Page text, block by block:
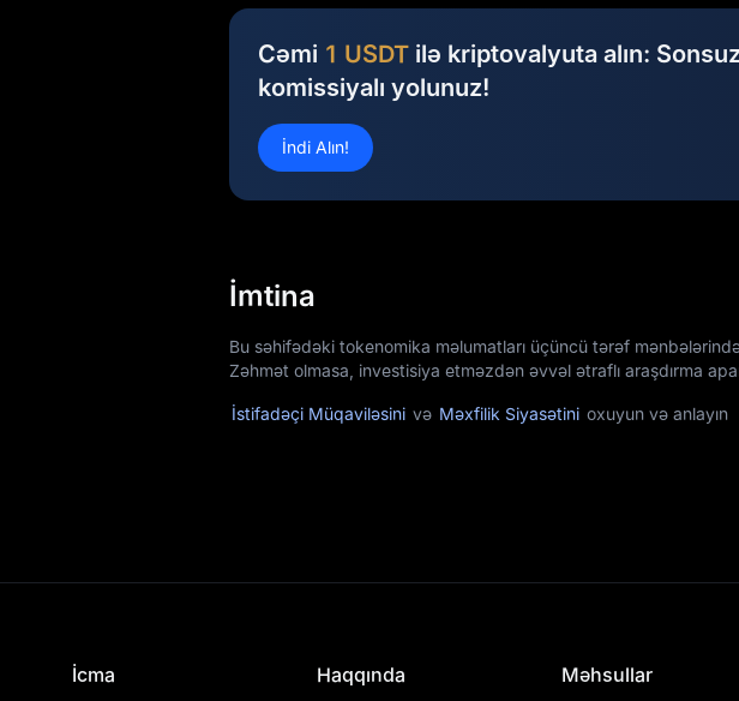
Cəmi 1 USDT ilə kriptovalyuta alın:
komissiyalı yolunuz!
İndi Alın!
İmtina
Bu səhifədəki tokenomika məlumatları üçüncü tərəf
Zəhmət olmasa, investisiya etməzdən əvvəl ətraflı araşdırma
İstifadəçi Müqaviləsini və Məxfilik Siyasətini oxuyun və anlayın
İcma Haqqında Məhsullar